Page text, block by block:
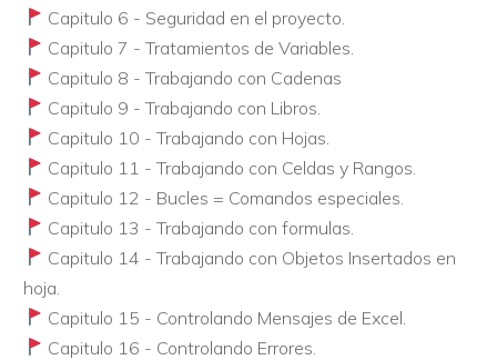
Capitulo 6 - Seguridad en el proyecto.
Capitulo 7 - Tratamientos de Variables.
Capitulo 8 - Trabajando con Cadenas
Capitulo 9 - Trabajando con Libros.
Capitulo 10 - Trabajando con Hojas.
Capitulo 11 - Trabajando con Celdas y Rangos.
Capitulo 12 - Bucles = Comandos especiales.
Capitulo 13 - Trabajando con formulas.
Capitulo 14 - Trabajando con Objetos Insertados en
hoja.
Capitulo 15 - Controlando Mensajes de Excel.
Capitulo 16 - Controlando Errores.